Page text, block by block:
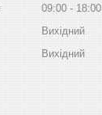
09:00
18:00
Вихідний
Вихідний